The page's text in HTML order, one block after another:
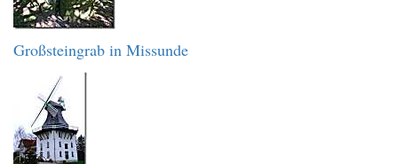
Großsteingrab in Missunde